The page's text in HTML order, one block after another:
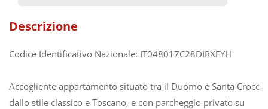
Descrizione
Codice Identificativo Nazionale: IT048017C28DIRXFYH
Accogliente appartamento situato tra il Duomo e Santa Croce,
dallo stile classico e Toscano, e con parcheggio privato su